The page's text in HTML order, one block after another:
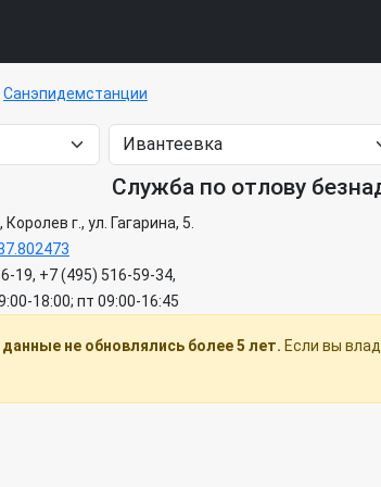
Санэпидемстанции
Служба по отлову
г., ул. Гагарина, 5.
19, +7 (495) 516-59-34,
18:00; пт 09:00-16:45
не обновлялись более 5 лет. Если вы